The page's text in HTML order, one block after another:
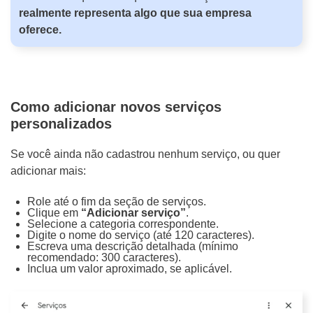
realmente representa algo que sua empresa
oferece.
Como adicionar novos serviços
personalizados
Se você ainda não cadastrou nenhum serviço, ou quer
adicionar mais:
Role até o fim da seção de serviços.
Clique em “Adicionar serviço”.
Selecione a categoria correspondente.
Digite o nome do serviço (até 120 caracteres).
Escreva uma descrição detalhada (mínimo
recomendado: 300 caracteres).
Inclua um valor aproximado, se aplicável.